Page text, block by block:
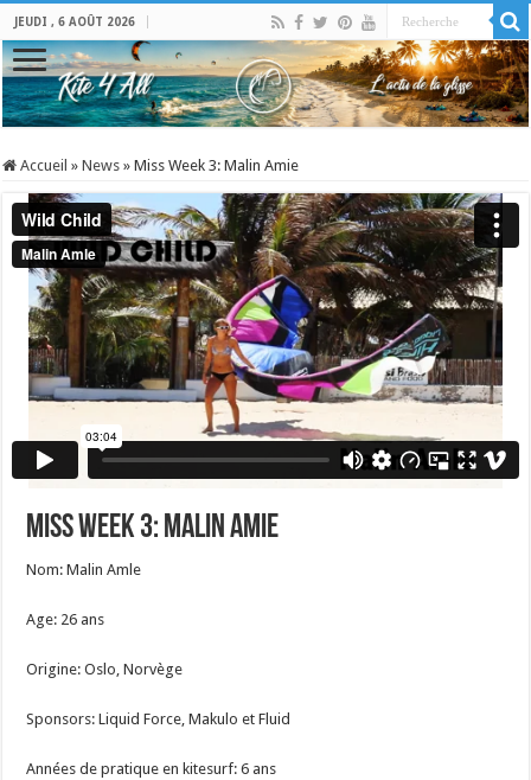
JEUDI , 6 AOÛT 2026
Accueil » News » Miss Week 3: Malin Amie
Miss Week 3: Malin Amie
Nom: Malin Amle
Age: 26 ans
Origine: Oslo, Norvège
Sponsors: Liquid Force, Makulo et Fluid
Années de pratique en kitesurf: 6 ans